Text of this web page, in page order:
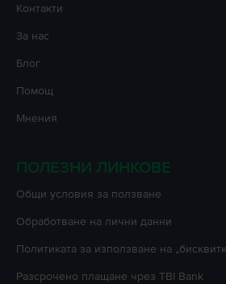
Контакти
За нас
Блог
Помощ
Мнения
ПОЛЕЗНИ ЛИНКОВЕ
Oбщи условия за ползване
Oбработване на лични данни
Политиката за използване на
Разсрочено плащане чрез TBI Bank